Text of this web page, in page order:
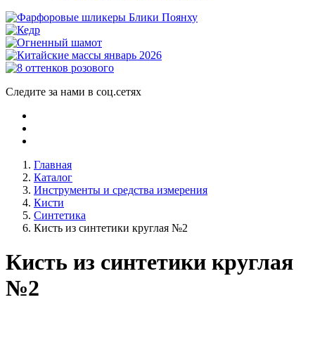
Следите за нами в соц.сетях
Главная
Каталог
Инструменты и средства измерения
Кисти
Синтетика
Кисть из синтетики круглая №2
Кисть из синтетики круглая
№2